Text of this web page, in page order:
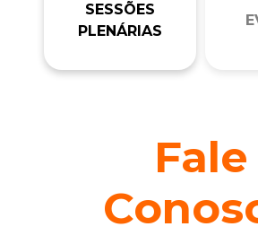
SESSÕES
PLENÁRIAS
Fale